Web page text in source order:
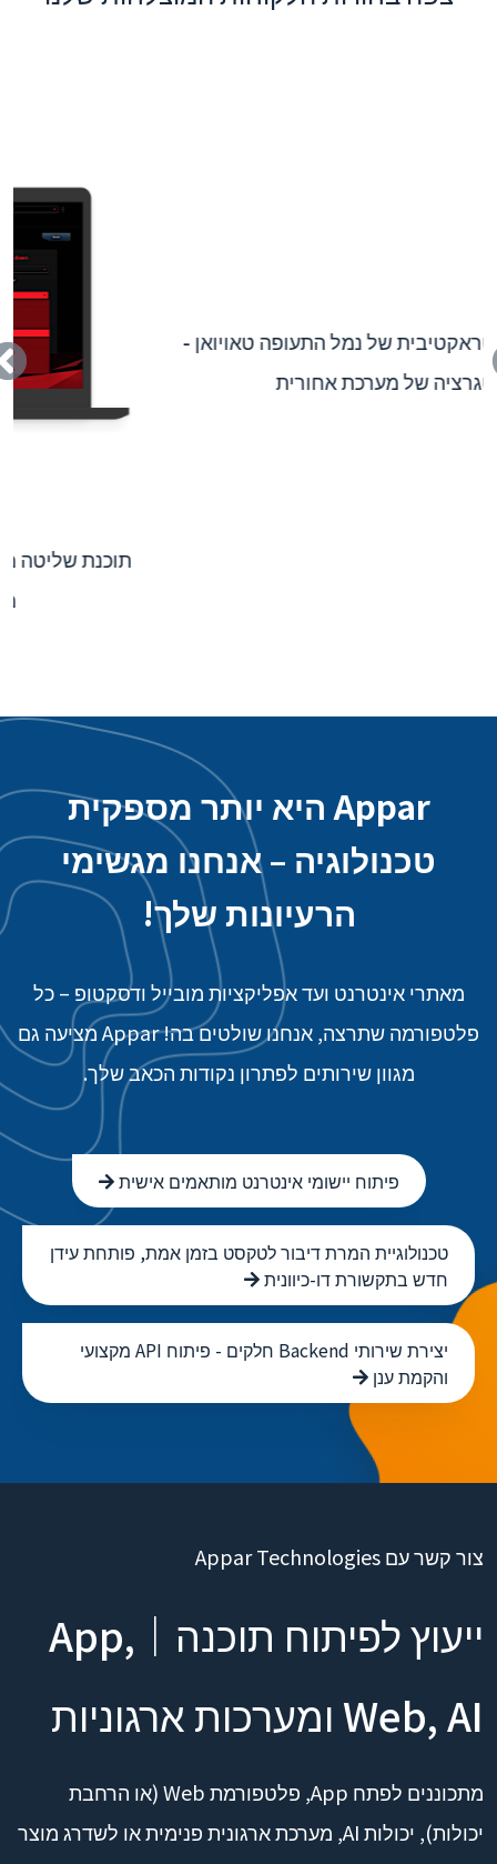
אפליקציית אינטראקטיבית של נמל התעופה טאויואן -
Appar היא יותר מספקית
טכנולוגיה – אנחנו מגשימי
הרעיונות שלך!
מאתרי אינטרנט ועד אפליקציות מובייל ודסקטופ – כל
פלטפורמה שתרצה, אנחנו שולטים בה! Appar מציעה גם
מגוון שירותים לפתרון נקודות הכאב שלך.
פיתוח יישומי אינטרנט מותאמים אישית
טכנולוגיית המרת דיבור לטקסט בזמן אמת, פותחת עידן
חדש בתקשורת דו-כיוונית
יצירת שירותי Backend חלקים - פיתוח API מקצועי
והקמת ענן
צור קשר עם Appar Technologies
ייעוץ לפיתוח תוכנה｜App,
Web, AI ומערכות ארגוניות
מתכוננים לפתח App, פלטפורמת Web (או הרחבת
יכולות), יכולות AI, מערכת ארגונית פנימית או לשדרג מוצר